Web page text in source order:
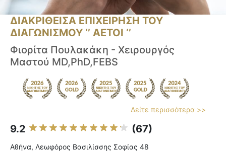
ΔΙΑΚΡΙΘΕΙΣΑ ΕΠΙΧΕΙΡΗΣΗ ΤΟΥ
ΔΙΑΓΩΝΙΣΜΟΥ ‘’ ΑΕΤΟΙ ‘’
Φιορίτα Πουλακάκη - Χειρουργός
Μαστού MD,PhD,FEBS
Δείτε περισσότερα >>
9.2 (67)
Αθήνα, Λεωφόρος Βασιλίσσης Σοφίας 48